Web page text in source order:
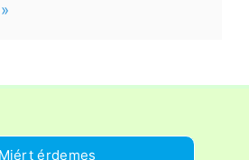
szállodában
Miért érdemes